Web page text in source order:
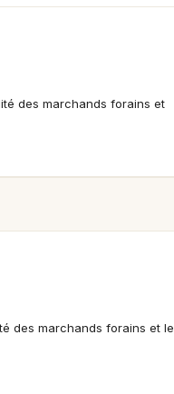
des marchands forains et
des marchands forains et le